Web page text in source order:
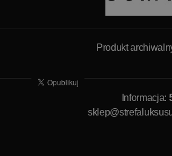
Produkt
Informacja: